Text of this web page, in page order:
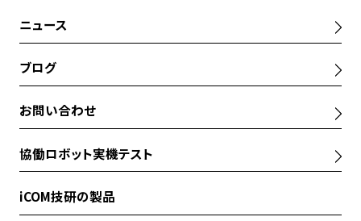
ニュース
ブログ
お問い合わせ
協働ロボット実機テスト
iCOM技研の製品